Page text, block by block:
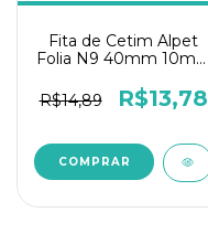
Fita de Cetim Alpet
Folia N9 40mm 10mts
R$14,89
R$13,78